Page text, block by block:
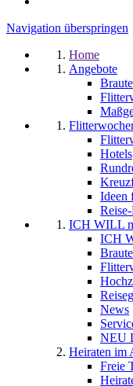
Navigation überspringen
Home
Angebote
Hotels
Ideen
ICH WILL
ICH
News
NEU
Heiraten im
Freie